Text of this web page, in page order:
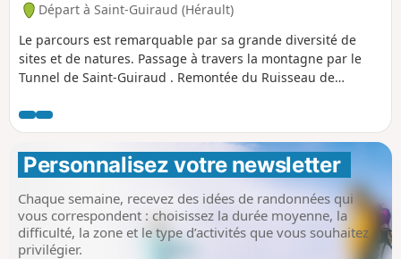
Départ à Saint-Guiraud (Hérault)
Le parcours est remarquable par sa grande diversité de
sites et de natures. Passage à travers la montagne par le
Tunnel de Saint-Guiraud . Remontée du Ruisseau de
Vierges.Vues panoramiques et retour par la piste des
Yeuses .Plusieurs difficultés caractérisent le parcours :-
absence de balisage sur la grande majorité du tracé, mais
chemins très marqués, évidents et souvent bordés. - fort
dénivelé concentré entre les points La cascade du Diable et
la Roque Courbe- raidillons glissants à la descente du terril
du four à chaux et dans le couloir de ruffes (plus difficile à
la descente, boucle à faire dans l’ordre proposé).
Personnalisez votre newsletter
Chaque semaine, recevez des idées de randonnées qui
vous correspondent : choisissez la durée moyenne, la
difficulté, la zone et le type d’activités que vous souhaitez
privilégier.